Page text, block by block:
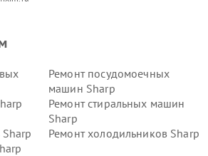
Ремонт посудомоечных
машин Sharp
Ремонт стиральных машин
Sharp
Ремонт холодильников Sharp